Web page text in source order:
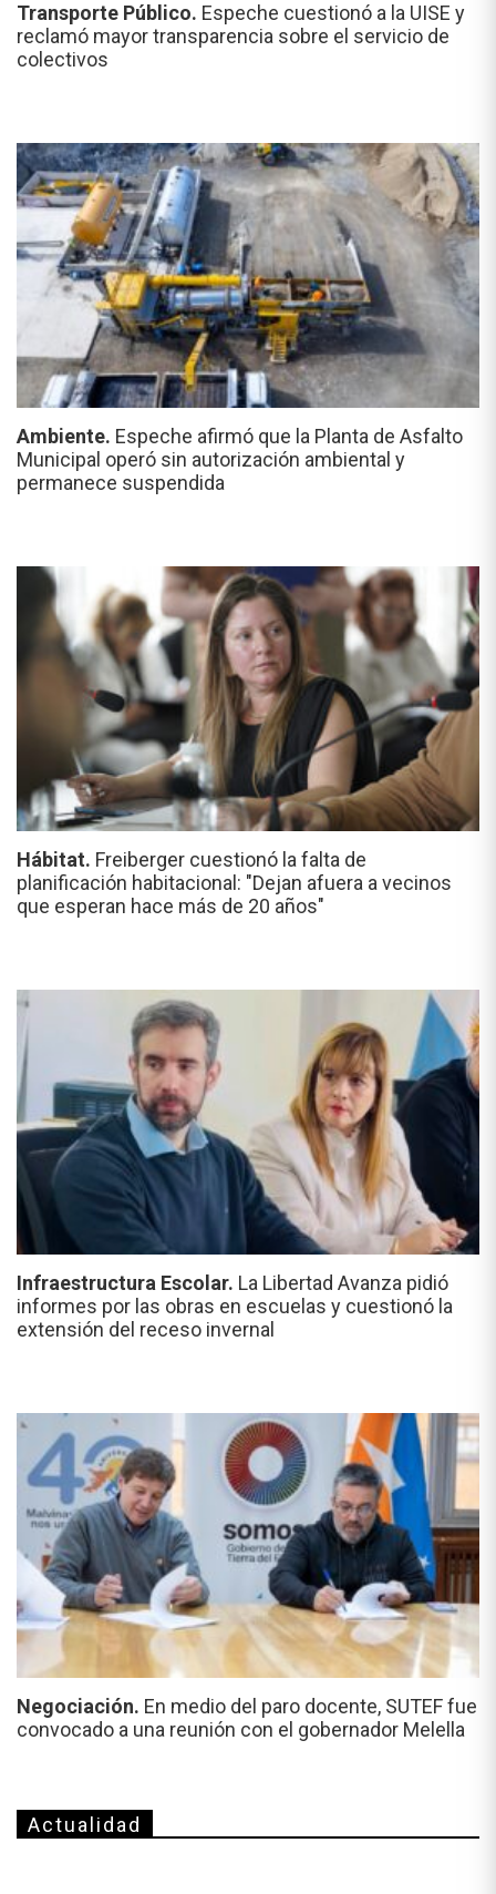
Transporte Público. Espeche cuestionó a la UISE y
reclamó mayor transparencia sobre el servicio de
colectivos
Ambiente. Espeche afirmó que la Planta de Asfalto
Municipal operó sin autorización ambiental y
permanece suspendida
Hábitat. Freiberger cuestionó la falta de
planificación habitacional: "Dejan afuera a vecinos
que esperan hace más de 20 años"
Infraestructura Escolar. La Libertad Avanza pidió
informes por las obras en escuelas y cuestionó la
extensión del receso invernal
Negociación. En medio del paro docente, SUTEF fue
convocado a una reunión con el gobernador Melella
Actualidad